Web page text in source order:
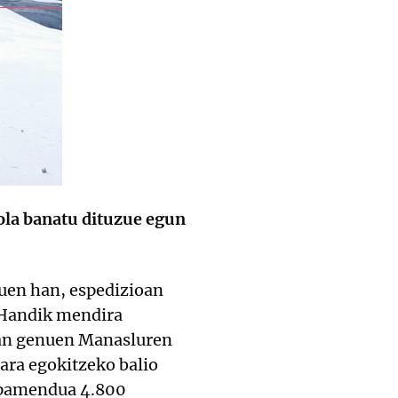
banatu dituzue egun
han, espedizioan
mendira
genuen Manasluren
egokitzeko balio
4.800